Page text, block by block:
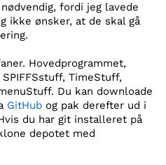
fordi jeg lavede
ikke ønsker, at de skal gå
Hovedprogrammet,
SPIFFSstuff, TimeStuff,
Du kan downloade
GitHub og pak derefter ud i
du har git installeret på
depotet med